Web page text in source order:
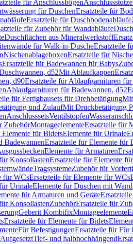
für Anschlussbögen
für DuschenErsatzteile für
Ersatzteile für Duschbodenabläufe
für Zubehör für Wandabläufe
Duschflächen aus Mineralwerkstoff
für Walk-in-DuscheErsatzteile
NischenablageboxenErsatzteile für
Ersatzteile für Badewannen für Babys
d52Mit Ablaufkappen
d90Ersatzteile für Ablaufgarnituren
Ablaufgarnituren für Badewannen, d52
für Fertigbausets für Drehbetätigung
und ZulaufMit Druckbetätigung
AnschlusssetsVentilstopfen
ZubehörMontageelementeErsatzteile für
für BidetsElemente für Urinale
BadewannenErsatzteile für Elemente für
Elemente für Armaturen
KonsollastenErsatzteile für Elemente
TragsystemeZubehör für
für WCsErsatzteile für Elemente für WCs
UrinaleElemente für Duschen mit
für Armaturen und Geräte
KonsollastenZubehörErsatzteile für
Geberit KombifixMontageelemente
Ersatzteile für Elemente für Bidets
Für BefestigungenErsatzteile für Für
Tief- und halbhochhängend